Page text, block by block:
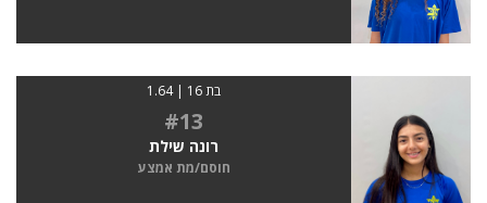
בת 16 | 1.64
#13
רונה שילת
חוסם/מת אמצע